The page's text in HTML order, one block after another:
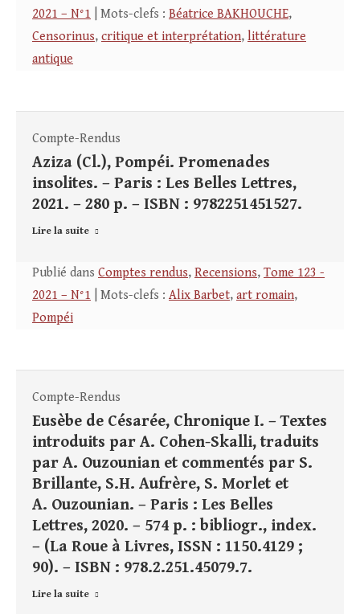
2021 – N°1 | Mots-clefs : Béatrice BAKHOUCHE,
Censorinus, critique et interprétation, littérature
antique
Compte-Rendus
Aziza (Cl.), Pompéi. Promenades
insolites. – Paris : Les Belles Lettres,
2021. – 280 p. – ISBN : 9782251451527.
Lire la suite
Publié dans Comptes rendus, Recensions, Tome 123 -
2021 – N°1 | Mots-clefs : Alix Barbet, art romain,
Pompéi
Compte-Rendus
Eusèbe de Césarée, Chronique I. – Textes
introduits par A. Cohen-Skalli, traduits
par A. Ouzounian et commentés par S.
Brillante, S.H. Aufrère, S. Morlet et
A. Ouzounian. – Paris : Les Belles
Lettres, 2020. – 574 p. : bibliogr., index.
– (La Roue à Livres, ISSN : 1150.4129 ;
90). – ISBN : 978.2.251.45079.7.
Lire la suite